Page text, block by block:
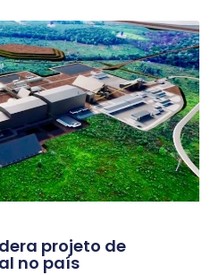
projeto de
no país